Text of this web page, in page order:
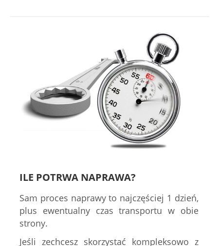
ILE POTRWA NAPRAWA?
Sam proces naprawy to najczęściej 1 dzień,
plus ewentualny czas transportu w obie
strony.
Jeśli zechcesz skorzystać kompleksowo z